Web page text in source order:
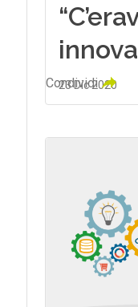
23 Dic 2020
Condividi